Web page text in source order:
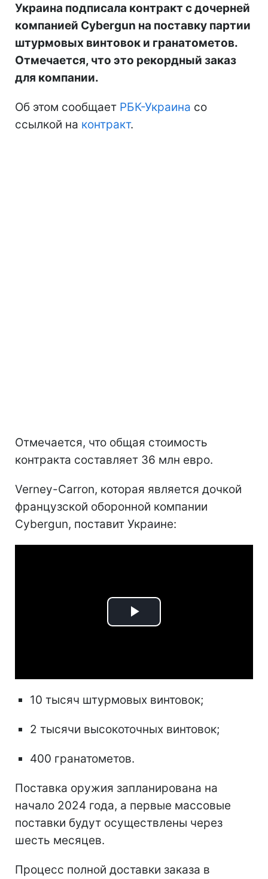
Украина подписала контракт с дочерней
компанией Cybergun на поставку партии
штурмовых винтовок и гранатометов.
Отмечается, что это рекордный заказ
для компании.
Об этом сообщает РБК-Украина со
ссылкой на контракт.
Отмечается, что общая стоимость
контракта составляет 36 млн евро.
Verney-Carron, которая является дочкой
французской оборонной компании
Cybergun, поставит Украине:
Play
10 тысяч штурмовых винтовок;
2 тысячи высокоточных винтовок;
400 гранатометов.
Поставка оружия запланирована на
начало 2024 года, а первые массовые
поставки будут осуществлены через
шесть месяцев.
Процесс полной доставки заказа в